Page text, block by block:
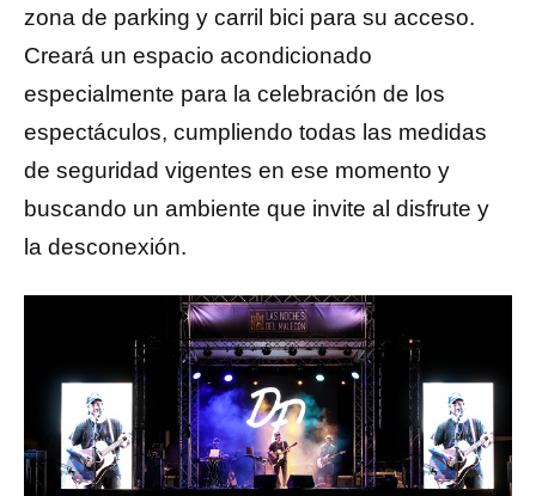
zona de parking y carril bici para su acceso.
Creará un espacio acondicionado
especialmente para la celebración de los
espectáculos, cumpliendo todas las medidas
de seguridad vigentes en ese momento y
buscando un ambiente que invite al disfrute y
la desconexión.